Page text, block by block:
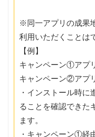
※同一アプリの成果
利用いただくことは
【例】
キャンペーン①アプ
キャンペーン②アプ
・インストール時に
ることを確認できた
ます。
・キャンペーン①経